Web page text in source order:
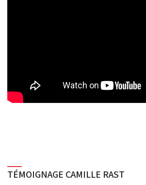
TÉMOIGNAGE CAMILLE RAST